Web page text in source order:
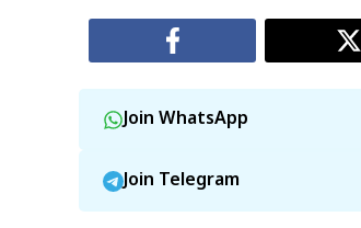
Join WhatsApp
Join Telegram